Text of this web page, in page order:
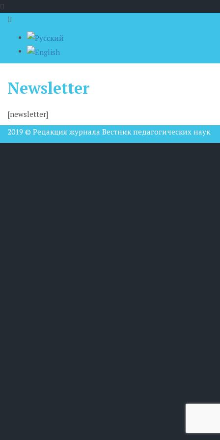
Newsletter
[newsletter]
2019 © Редакция журнала Вестник педагогических наук